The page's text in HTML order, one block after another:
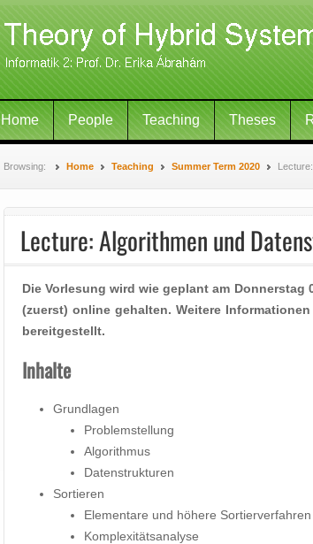
Home People Teaching Theses
Browsing: Home Teaching Summer Term 2020
Lecture: Algorithmen und
Die Vorlesung wird wie geplant am Donnerstag
(zuerst) online gehalten. Weitere
bereitgestellt.
Inhalte
Grundlagen
Problemstellung
Algorithmus
Datenstrukturen
Sortieren
Elementare und höhere Sortierverfahren
Komplexitätsanalyse